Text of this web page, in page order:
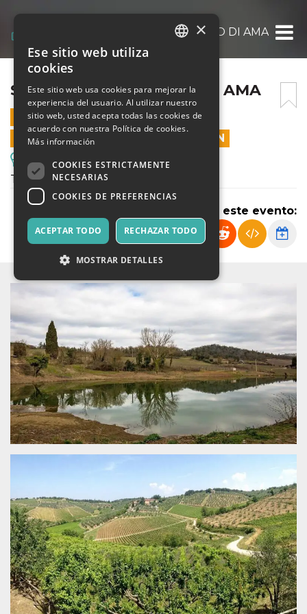
SAN SANO E CASTELLO DI AMA
SAN SANO E CASTELLO DI AMA
1 NOVIEMBRE 2024 - 09:30
LAS VENTAS EN LÍNEA TERMINARON
Excursiones y Visitas Guiadas
Trekking autunnale nel Chianti
Compartir este evento:
SPANISH
×
Ese sitio web utiliza
cookies
Este sitio web usa cookies para mejorar la
experiencia del usuario. Al utilizar nuestro
sitio web, usted acepta todas las cookies de
acuerdo con nuestra Política de cookies.
Más información
COOKIES ESTRICTAMENTE
NECESARIAS
COOKIES DE PREFERENCIAS
ACEPTAR TODO RECHAZAR TODO
MOSTRAR DETALLES
Cookies de preferencias
Las cookies estrictamente necesarias permiten
la funcionalidad principal del sitio web, como
el inicio de sesión de usuario y la gestión de
cuentas. El sitio web no se puede utilizar
correctamente sin las cookies estrictamente
necesarias.
Nombre
Proveedor /
Dominio
Vencimiento Descripción
.oooh.events
utilizada por el
CloudFlare para
identificar el
tráfico web de
confianza y
anular cualquier
restricción de
seguridad
basada en la
dirección IP del
visitante. Es
esencial para
apoyar las
funciones de